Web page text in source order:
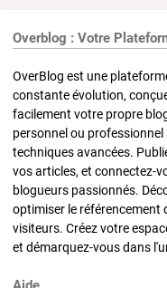
Overblog : Votre
OverBlog est une
constante évolution,
facilement votre propre
personnel ou
techniques avancées.
vos articles, et connectez-
blogueurs passionnés.
optimiser le référencement
visiteurs. Créez votre
et démarquez-vous dans